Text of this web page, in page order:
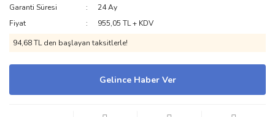
Garanti Süresi
24 Ay
Fiyat
955,05 TL + KDV
94,68 TL den başlayan taksitlerle!
Gelince Haber Ver